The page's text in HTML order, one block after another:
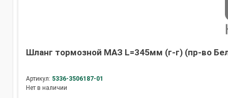
Шланг тормозной МАЗ L=345мм (г-г) (пр-во
Артикул: 5336-3506187-01
Нет в наличии